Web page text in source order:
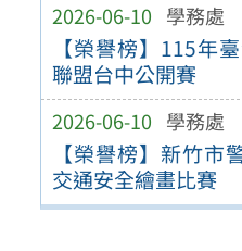
2026-06-10 學務處
【榮譽榜】115年
聯盟台中公開賽
2026-06-10 學務處
【榮譽榜】新竹市
交通安全繪畫比賽